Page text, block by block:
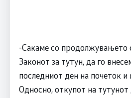
-Сакаме со продолжувањето
Законот за тутун, да го
последниот ден на почеток и
Односно, откупот на тутунот